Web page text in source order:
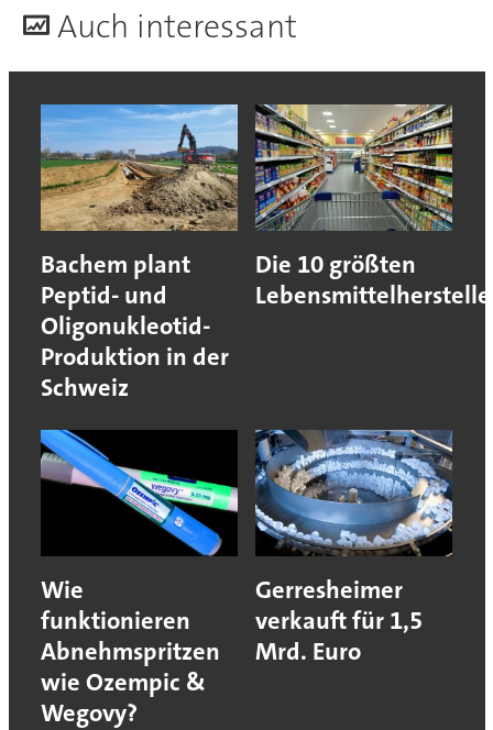
Auch interessant
Bachem plant
Peptid- und
Oligonukleotid-
Produktion in der
Schweiz
Die 10 größten
Wie
funktionieren
Abnehmspritzen
wie Ozempic &
Wegovy?
Gerresheimer
verkauft für 1,5
Mrd. Euro